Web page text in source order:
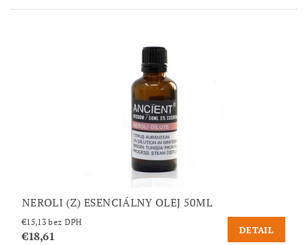
NEROLI (Z) ESENCIÁLNY OLEJ 50ML
€15,13 bez DPH
€18,61 DETAIL